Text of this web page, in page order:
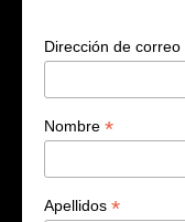
Dirección de
Nombre *
Apellidos *